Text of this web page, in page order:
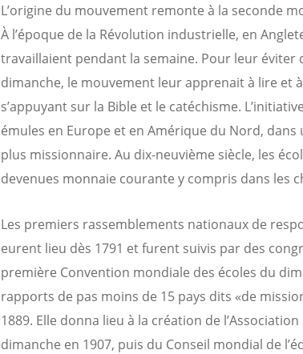
L’origine du mouvement remonte à la seconde
À l’époque de la Révolution industrielle, en
travaillaient pendant la semaine. Pour leur éviter
dimanche, le mouvement leur apprenait à lire et
s’appuyant sur la Bible et le catéchisme.
émules en Europe et en Amérique du Nord,
plus missionnaire. Au dix-neuvième siècle, les
devenues monnaie courante y compris dans les
Les premiers rassemblements nationaux de
eurent lieu dès 1791 et furent suivis par des
première Convention mondiale des écoles du
rapports de pas moins de 15 pays dits «de
1889. Elle donna lieu à la création de
dimanche en 1907, puis du Conseil mondial de